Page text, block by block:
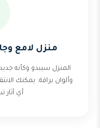
منزل لامع
المنزل سيبدو وكأنه
وألوان براقة. يمكنك
أي